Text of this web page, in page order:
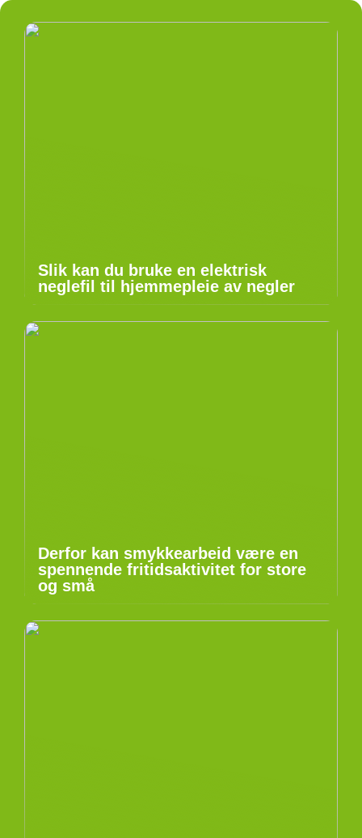
Slik kan du bruke en elektrisk
neglefil til hjemmepleie av negler
Derfor kan smykkearbeid være en
spennende fritidsaktivitet for store
og små